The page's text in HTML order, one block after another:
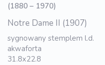
(1880 – 1970)
Notre Dame II (1907)
sygnowany stemplem l.d.
akwaforta
31.8x22.8